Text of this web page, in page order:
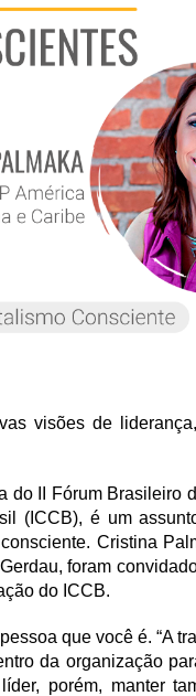
visões de
do II Fórum Brasileiro
(ICCB), é um
Cristina
foram
do ICCB.
que você é. “A
da organização
porém, manter